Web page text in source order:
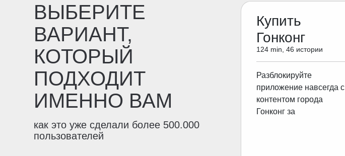
ВЫБЕРИТЕ
ВАРИАНТ,
КОТОРЫЙ
ПОДХОДИТ
ИМЕННО ВАМ
как это уже сделали более 500.000
пользователей
Купить
Гонконг
124 min, 46 истории
Разблокируйте
приложение навсегда с
контентом города
Гонконг за